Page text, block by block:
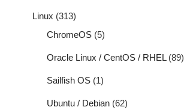
Linux (313)
ChromeOS (5)
Oracle Linux / CentOS / RHEL(89)
Sailfish OS (1)
Ubuntu / Debian (62)